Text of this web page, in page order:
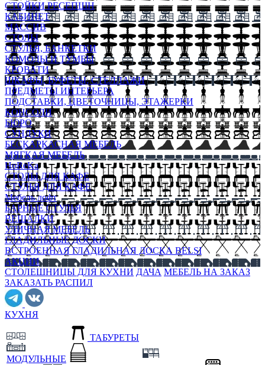
СТОЙКИ РЕСЕПШН
КАБИНЕТ
МАССИВ
СТОЛЫ
СТУЛЬЯ, БАНКЕТКИ
КОМОДЫ И ТУМБЫ
КРОВАТИ
ШКАФЫ, БУФЕТЫ, СТЕЛЛАЖИ
ПРЕДМЕТЫ ИНТЕРЬЕРА
ПОДСТАВКИ, ЦВЕТОЧНИЦЫ, ЭТАЖЕРКИ
КОНСОЛИ
БЮРО
СУНДУКИ
БЕСКАРКАСНАЯ МЕБЕЛЬ
МЯГКАЯ МЕБЕЛЬ
HoReKa
СТОЛЫ ДЛЯ КАФЕ
СТУЛЬЯ ДЛЯ КАФЕ
Мебель лофт
БАРНЫЕ СТУЛЬЯ
ВЕШАЛКИ
УЛИЧНАЯ МЕБЕЛЬ
ГЛАДИЛЬНЫЕ ДОСКИ
ВСТРОЕННАЯ ГЛАДИЛЬНАЯ ДОСКА BELSI
АКЦИИ
СТОЛЕШНИЦЫ ДЛЯ КУХНИ ДАЧА МЕБЕЛЬ НА ЗАКАЗ
ЗАКАЗАТЬ РАСПИЛ
КУХНЯ
МОДУЛЬНЫЕ
ТАБУРЕТЫ